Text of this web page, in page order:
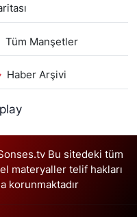
Tüm Manşetler
Haber Arşivi
Bu sitedeki tüm
materyaller telif hakları
korunmaktadır